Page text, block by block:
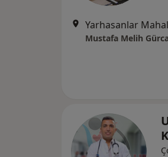
Mustafa Melih